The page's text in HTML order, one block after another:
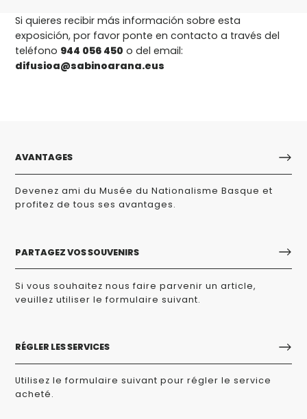
Si quieres recibir más información sobre esta
exposición, por favor ponte en contacto a través del
teléfono 944 056 450 o del email:
difusioa@sabinoarana.eus
AVANTAGES
Devenez ami du Musée du Nationalisme Basque et
profitez de tous ses avantages.
PARTAGEZ VOS SOUVENIRS
Si vous souhaitez nous faire parvenir un article,
veuillez utiliser le formulaire suivant.
RÉGLER LES SERVICES
Utilisez le formulaire suivant pour régler le service
acheté.